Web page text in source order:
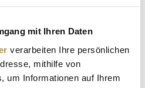
mit Ihren Daten
verarbeiten Ihre persönlichen
mithilfe von
um Informationen auf Ihrem